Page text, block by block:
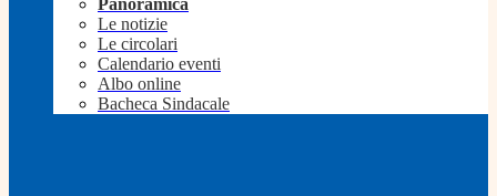
Panoramica
Le notizie
Le circolari
Calendario eventi
Albo online
Bacheca Sindacale